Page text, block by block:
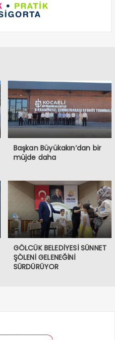
Başkan Büyükakın’dan bir
müjde daha
GÖLCÜK BELEDİYESİ SÜNNET
ŞÖLENİ GELENEĞİNİ
SÜRDÜRÜYOR